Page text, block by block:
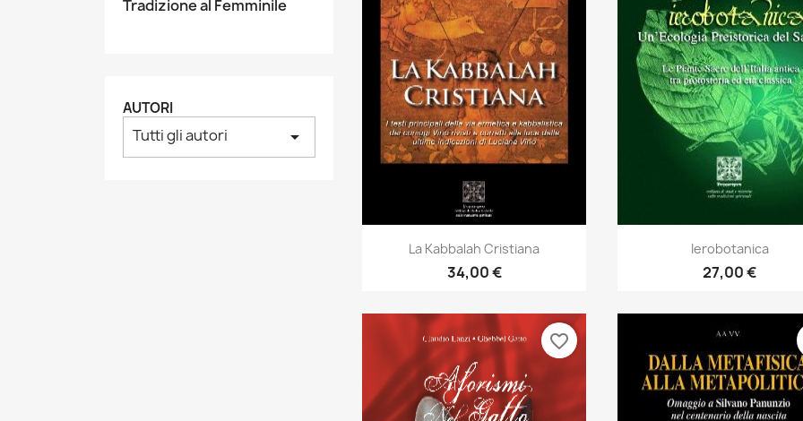
Tradizione al Femminile
AUTORI
Tutti gli autori arrow_drop_down
Anteprima
La Kabbalah Cristiana
34,00 €
Anteprima
Ierobotanica
27,00 €
favorite_border